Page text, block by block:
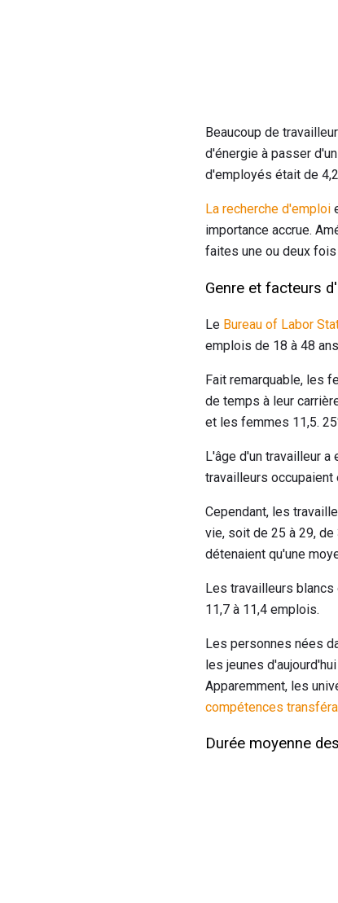
Beaucoup de
d'énergie à passer
d'employés était de
La recherche d'emploi
importance accrue.
faites une ou deux
Genre et facteurs
Le Bureau of Labor
emplois de 18 à 48
Fait remarquable, les
de temps à leur
et les femmes 11,5.
L'âge d'un travailleur
travailleurs occupaient
Cependant, les
vie, soit de 25 à 29,
détenaient qu'une
Les travailleurs
11,7 à 11,4 emplois.
Les personnes nées
les jeunes
Apparemment, les
compétences
Durée moyenne